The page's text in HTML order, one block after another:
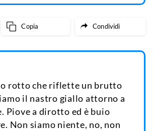
Copia Condividi
rotto che riflette un brutto
il nastro giallo attorno a
Piove a dirotto ed è buio
Non siamo niente, no, non